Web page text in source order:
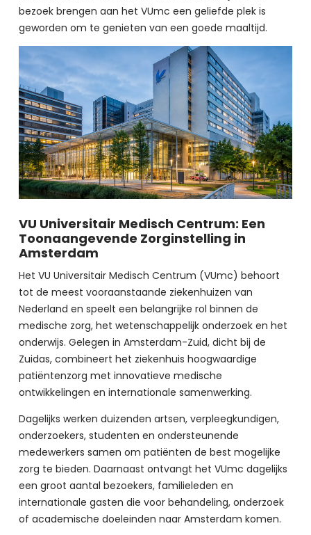
bezoek brengen aan het VUmc een geliefde plek is
geworden om te genieten van een goede maaltijd.
VU Universitair Medisch Centrum: Een
Toonaangevende Zorginstelling in
Amsterdam
Het VU Universitair Medisch Centrum (VUmc) behoort
tot de meest vooraanstaande ziekenhuizen van
Nederland en speelt een belangrijke rol binnen de
medische zorg, het wetenschappelijk onderzoek en het
onderwijs. Gelegen in Amsterdam-Zuid, dicht bij de
Zuidas, combineert het ziekenhuis hoogwaardige
patiëntenzorg met innovatieve medische
ontwikkelingen en internationale samenwerking.
Dagelijks werken duizenden artsen, verpleegkundigen,
onderzoekers, studenten en ondersteunende
medewerkers samen om patiënten de best mogelijke
zorg te bieden. Daarnaast ontvangt het VUmc dagelijks
een groot aantal bezoekers, familieleden en
internationale gasten die voor behandeling, onderzoek
of academische doeleinden naar Amsterdam komen.